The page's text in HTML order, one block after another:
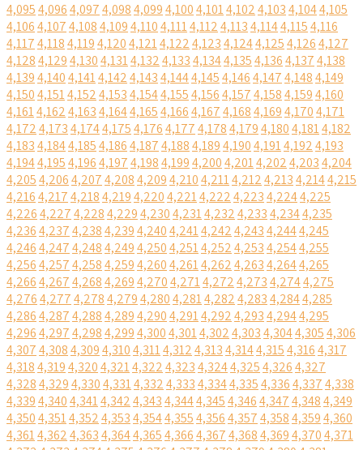
4,0954,0964,0974,0984,0994,1004,1014,1024,1034,1044,105
4,1064,1074,1084,1094,1104,1114,1124,1134,1144,1154,116
4,1174,1184,1194,1204,1214,1224,1234,1244,1254,1264,127
4,1284,1294,1304,1314,1324,1334,1344,1354,1364,1374,138
4,1394,1404,1414,1424,1434,1444,1454,1464,1474,1484,149
4,1504,1514,1524,1534,1544,1554,1564,1574,1584,1594,160
4,1614,1624,1634,1644,1654,1664,1674,1684,1694,1704,171
4,1724,1734,1744,1754,1764,1774,1784,1794,1804,1814,182
4,1834,1844,1854,1864,1874,1884,1894,1904,1914,1924,193
4,1944,1954,1964,1974,1984,1994,2004,2014,2024,2034,204
4,2054,2064,2074,2084,2094,2104,2114,2124,2134,2144,215
4,2164,2174,2184,2194,2204,2214,2224,2234,2244,225
4,2264,2274,2284,2294,2304,2314,2324,2334,2344,235
4,2364,2374,2384,2394,2404,2414,2424,2434,2444,245
4,2464,2474,2484,2494,2504,2514,2524,2534,2544,255
4,2564,2574,2584,2594,2604,2614,2624,2634,2644,265
4,2664,2674,2684,2694,2704,2714,2724,2734,2744,275
4,2764,2774,2784,2794,2804,2814,2824,2834,2844,285
4,2864,2874,2884,2894,2904,2914,2924,2934,2944,295
4,2964,2974,2984,2994,3004,3014,3024,3034,3044,3054,306
4,3074,3084,3094,3104,3114,3124,3134,3144,3154,3164,317
4,3184,3194,3204,3214,3224,3234,3244,3254,3264,327
4,3284,3294,3304,3314,3324,3334,3344,3354,3364,3374,338
4,3394,3404,3414,3424,3434,3444,3454,3464,3474,3484,349
4,3504,3514,3524,3534,3544,3554,3564,3574,3584,3594,360
4,3614,3624,3634,3644,3654,3664,3674,3684,3694,3704,371